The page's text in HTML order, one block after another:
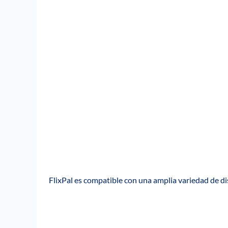
FlixPal es compatible con una amplia variedad de